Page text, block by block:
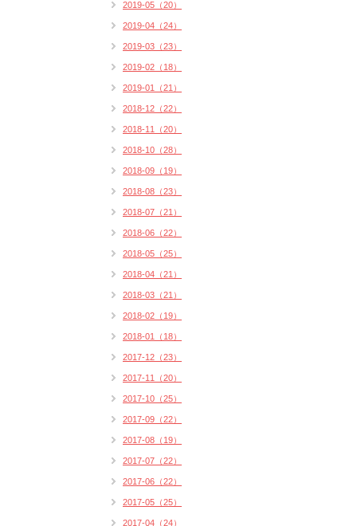
2019-05（20）
2019-04（24）
2019-03（23）
2019-02（18）
2019-01（21）
2018-12（22）
2018-11（20）
2018-10（28）
2018-09（19）
2018-08（23）
2018-07（21）
2018-06（22）
2018-05（25）
2018-04（21）
2018-03（21）
2018-02（19）
2018-01（18）
2017-12（23）
2017-11（20）
2017-10（25）
2017-09（22）
2017-08（19）
2017-07（22）
2017-06（22）
2017-05（25）
2017-04（24）